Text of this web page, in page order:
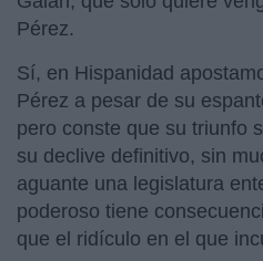
Pérez.
Sí, en Hispanidad
Pérez a pesar de su
pero conste que su triunfo
su declive definitivo, sin
aguante una legislatura
poderoso tiene
que el ridículo en el que